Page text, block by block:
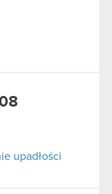
upadłości